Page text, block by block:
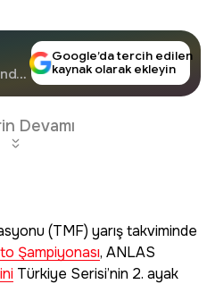
Google’da tercih edilen
kaynak olarak ekleyin
Devamı
(TMF) yarış takviminde
Şampiyonası, ANLAS
Türkiye Serisi’nin 2. ayak